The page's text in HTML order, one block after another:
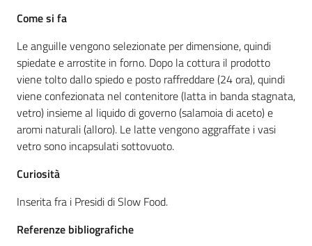
cifre
Agricoltura,
caccia e
pesca
Novità
Come si fa
Le anguille vengono selezionate per dimensione, quindi
spiedate e arrostite in forno. Dopo la cottura il prodotto
viene tolto dallo spiedo e posto raffreddare (24 ora), quindi
viene confezionata nel contenitore (latta in banda stagnata,
vetro) insieme al liquido di governo (salamoia di aceto) e
aromi naturali (alloro). Le latte vengono aggraffate i vasi
vetro sono incapsulati sottovuoto.
Curiosità
Inserita fra i Presidi di Slow Food.
Referenze bibliografiche